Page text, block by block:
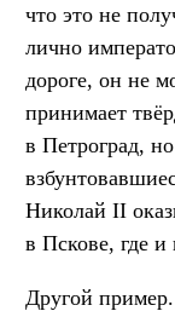
что это не
лично
дороге, он не
принимает
в Петроград,
Николай II
в Пскове, где и
Другой пример.